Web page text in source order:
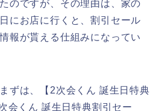
のですが、その理由は、家の
にお店に行くと、割引セール
報が貰える仕組みになってい
ずは、【2次会くん 誕生日特典
会くん 誕生日特典割引セー